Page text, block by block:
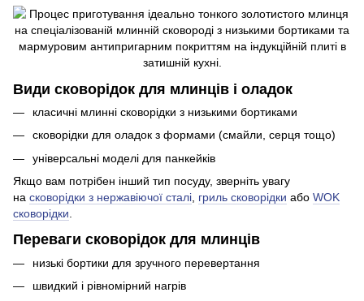
Види сковорідок для млинців і оладок
класичні млинні сковорідки з низькими бортиками
сковорідки для оладок з формами (смайли, серця тощо)
універсальні моделі для панкейків
Якщо вам потрібен інший тип посуду, зверніть увагу
на сковорідки з нержавіючої сталі гриль сковорідки або WOK
сковорідки
Переваги сковорідок для млинців
низькі бортики для зручного перевертання
швидкий і рівномірний нагрів